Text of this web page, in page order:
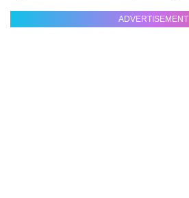
ADVERTISEMENT